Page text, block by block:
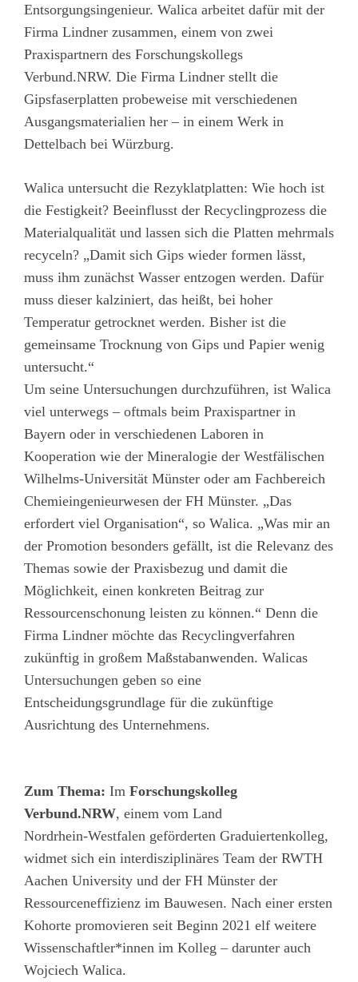
Entsorgungsingenieur. Walica arbeitet dafür mit der
Firma Lindner zusammen, einem von zwei
Praxispartnern des Forschungskollegs
Verbund.NRW. Die Firma Lindner stellt die
Gipsfaserplatten probeweise mit verschiedenen
Ausgangsmaterialien her – in einem Werk in
Dettelbach bei Würzburg.
Walica untersucht die Rezyklatplatten: Wie hoch ist
die Festigkeit? Beeinflusst der Recyclingprozess die
Materialqualität und lassen sich die Platten mehrmals
recyceln? „Damit sich Gips wieder formen lässt,
muss ihm zunächst Wasser entzogen werden. Dafür
muss dieser kalziniert, das heißt, bei hoher
Temperatur getrocknet werden. Bisher ist die
gemeinsame Trocknung von Gips und Papier wenig
untersucht.“
Um seine Untersuchungen durchzuführen, ist Walica
viel unterwegs – oftmals beim Praxispartner in
Bayern oder in verschiedenen Laboren in
Kooperation wie der Mineralogie der Westfälischen
Wilhelms-Universität Münster oder am Fachbereich
Chemieingenieurwesen der FH Münster. „Das
erfordert viel Organisation“, so Walica. „Was mir an
der Promotion besonders gefällt, ist die Relevanz des
Themas sowie der Praxisbezug und damit die
Möglichkeit, einen konkreten Beitrag zur
Ressourcenschonung leisten zu können.“ Denn die
Firma Lindner möchte das Recyclingverfahren
zukünftig in großem Maßstabanwenden. Walicas
Untersuchungen geben so eine
Entscheidungsgrundlage für die zukünftige
Ausrichtung des Unternehmens.
Zum Thema: Im Forschungskolleg
Verbund.NRW, einem vom Land
Nordrhein-Westfalen geförderten Graduiertenkolleg,
widmet sich ein interdisziplinäres Team der RWTH
Aachen University und der FH Münster der
Ressourceneffizienz im Bauwesen. Nach einer ersten
Kohorte promovieren seit Beginn 2021 elf weitere
Wissenschaftler*innen im Kolleg – darunter auch
Wojciech Walica.